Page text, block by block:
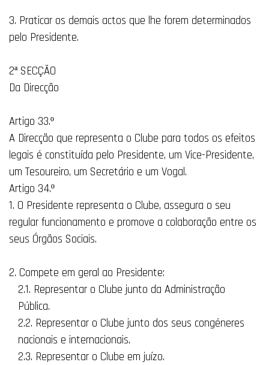
3. Praticar os demais actos que lhe forem determinados
pelo Presidente.
2ª SECÇÃO
Da Direcção
Artigo 33.º
A Direcção que representa o Clube para todos os efeitos
legais é constituída pelo Presidente, um Vice-Presidente,
um Tesoureiro, um Secretário e um Vogal.
Artigo 34.º
1. O Presidente representa o Clube, assegura o seu
regular funcionamento e promove a colaboração entre os
seus Órgãos Sociais.
2. Compete em geral ao Presidente:
2.1. Representar o Clube junto da Administração
Pública.
2.2. Representar o Clube junto dos seus congéneres
nacionais e internacionais.
2.3. Representar o Clube em juízo.